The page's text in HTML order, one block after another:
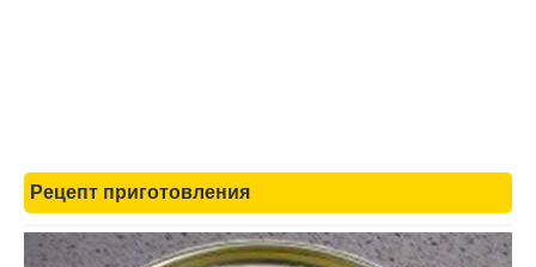
Рецепт приготовления